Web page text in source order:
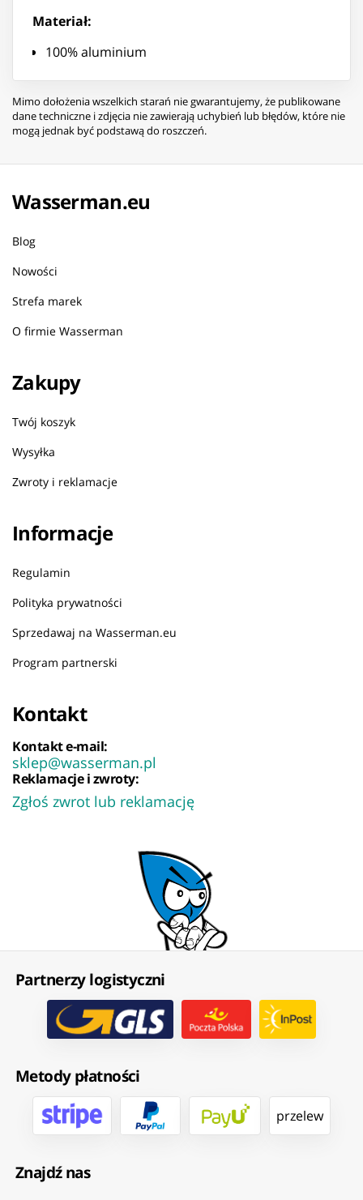
Materiał:
100% aluminium
Mimo dołożenia wszelkich starań nie gwarantujemy, że publikowane
dane techniczne i zdjęcia nie zawierają uchybień lub błędów, które nie
mogą jednak być podstawą do roszczeń.
Wasserman.eu
Blog
Nowości
Strefa marek
O firmie Wasserman
Zakupy
Twój koszyk
Wysyłka
Zwroty i reklamacje
Informacje
Regulamin
Polityka prywatności
Sprzedawaj na Wasserman.eu
Program partnerski
Kontakt
Kontakt e-mail:
sklep@wasserman.pl
Reklamacje i zwroty:
Zgłoś zwrot lub reklamację
Partnerzy logistyczni
Metody płatności
przelew
Znajdź nas